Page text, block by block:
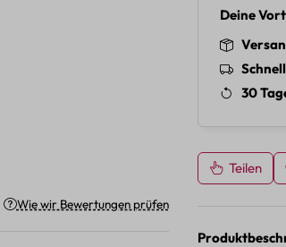
Deine
30
Teilen
Wie wir Bewertungen prüfen